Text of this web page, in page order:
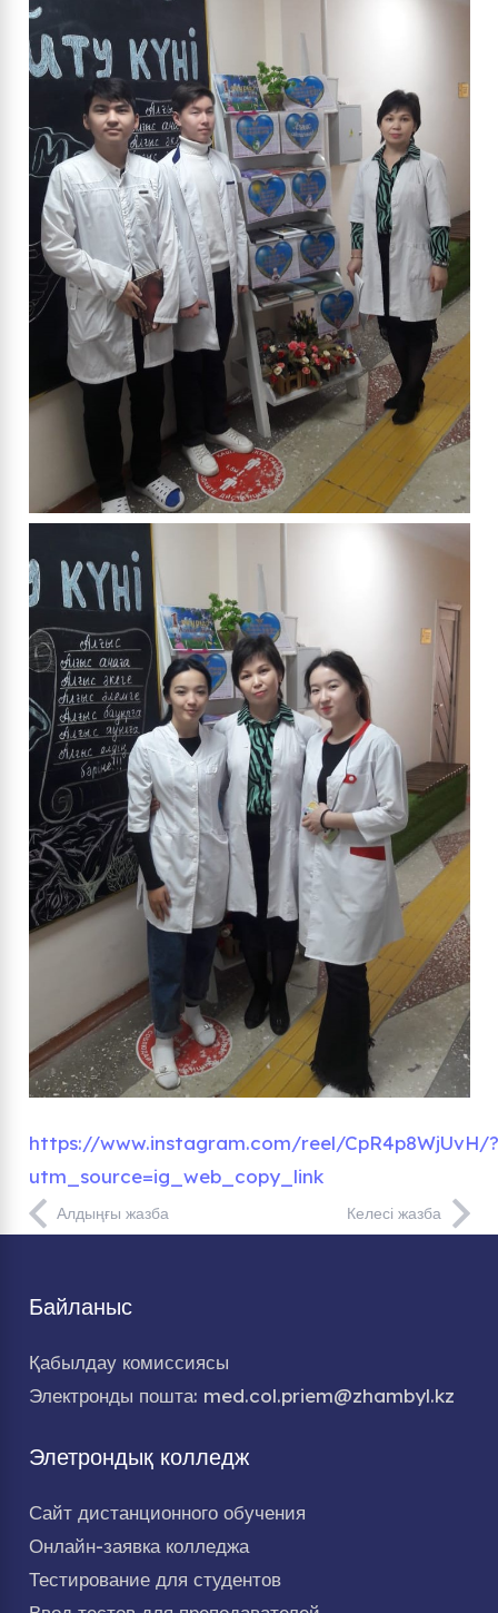
https://www.instagram.com/reel/CpR4p8WjUvH/?
utm_source=ig_web_copy_link
Алдыңғы жазба Келесі жазба
Байланыс
Қабылдау комиссиясы
Электронды пошта: med.col.priem@zhambyl.kz
Элетрондық колледж
Сайт дистанционного обучения
Онлайн-заявка колледжа
Тестирование для студентов